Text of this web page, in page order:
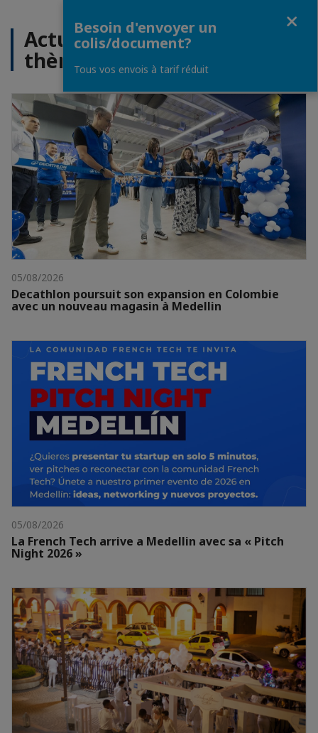
Actualités sur le même
thème
05/08/2026
Decathlon poursuit son expansion en Colombie
avec un nouveau magasin à Medellin
05/08/2026
La French Tech arrive a Medellin avec sa « Pitch
Night 2026 »
Besoin d'envoyer un
colis/document?
Tous vos envois à tarif réduit